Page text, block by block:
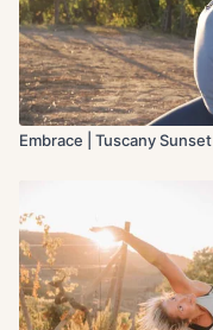
Embrace | Tuscany Sunset